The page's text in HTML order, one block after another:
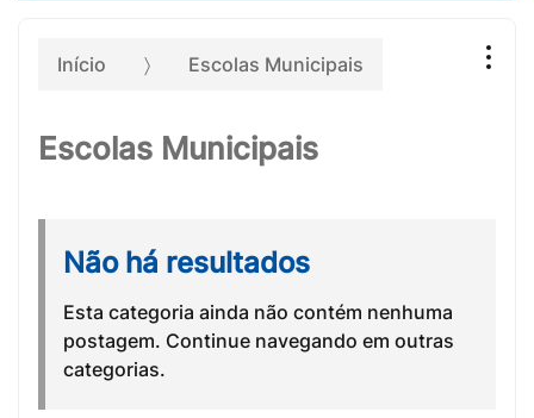
Início Escolas Municipais
Escolas Municipais
Não há resultados
Esta categoria ainda não contém nenhuma
postagem. Continue navegando em outras
categorias.